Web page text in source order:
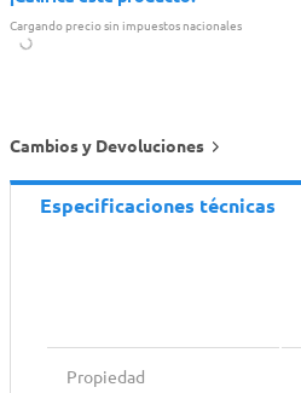
Cargando precio sin impuestos nacionales
Cambios y Devoluciones
Especificaciones técnicas
Propiedad